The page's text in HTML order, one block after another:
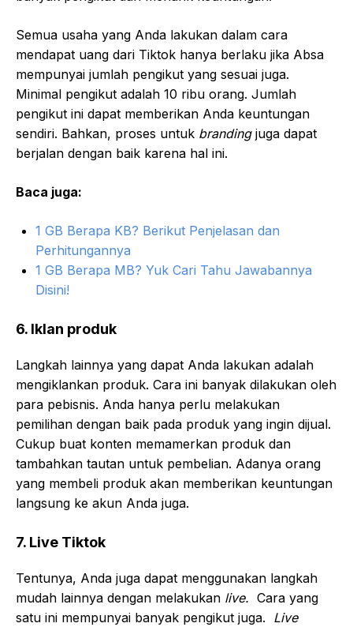
Semua usaha yang Anda lakukan dalam cara
mendapat uang dari Tiktok hanya berlaku jika Absa
mempunyai jumlah pengikut yang sesuai juga.
Minimal pengikut adalah 10 ribu orang. Jumlah
pengikut ini dapat memberikan Anda keuntungan
sendiri. Bahkan, proses untuk branding juga dapat
berjalan dengan baik karena hal ini.
Baca juga:
1 GB Berapa KB? Berikut Penjelasan dan
Perhitungannya
1 GB Berapa MB? Yuk Cari Tahu Jawabannya
Disini!
6. Iklan produk
Langkah lainnya yang dapat Anda lakukan adalah
mengiklankan produk. Cara ini banyak dilakukan oleh
para pebisnis. Anda hanya perlu melakukan
pemilihan dengan baik pada produk yang ingin dijual.
Cukup buat konten memamerkan produk dan
tambahkan tautan untuk pembelian. Adanya orang
yang membeli produk akan memberikan keuntungan
langsung ke akun Anda juga.
7. Live Tiktok
Tentunya, Anda juga dapat menggunakan langkah
mudah lainnya dengan melakukan live. Cara yang
satu ini mempunyai banyak pengikut juga. Live